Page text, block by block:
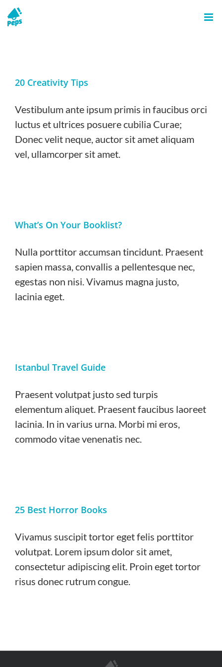
Skip
to
20 Creativity Tips
Vestibulum ante ipsum primis in faucibus orci
luctus et ultrices posuere cubilia Curae;
Donec velit neque, auctor sit amet aliquam
vel, ullamcorper sit amet.
What’s On Your Booklist?
Nulla porttitor accumsan tincidunt. Praesent
sapien massa, convallis a pellentesque nec,
egestas non nisi. Vivamus magna justo,
lacinia eget.
Istanbul Travel Guide
Praesent volutpat justo sed turpis
elementum aliquet. Praesent faucibus laoreet
lacinia. In in varius urna. Morbi mi eros,
commodo vitae venenatis nec.
25 Best Horror Books
Vivamus suscipit tortor eget felis porttitor
volutpat. Lorem ipsum dolor sit amet,
consectetur adipiscing elit. Proin eget tortor
risus donec rutrum congue.